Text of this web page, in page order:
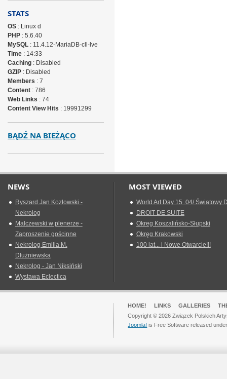
STATS
OS: Linux d
PHP: 5.6.40
MySQL: 11.4.12-MariaDB-cll-lve
Time: 14:33
Caching: Disabled
GZIP: Disabled
Members : 7
Content: 786
Web Links : 74
Content View Hits : 19991299
BĄDŹ NA BIEŻĄCO
NEWS
Ryszard Jan Kozłowski -
Nekrolog
Malczewski w plenerze -
Zaproszenie gościnne
Nekrolog Emilia M.
Dłużniewska
Nekrolog - Jan Niksiński
Wystawa Eclectica
MOST VIEWED
World Art Day 15 .04/ Światowy
DROIT DE SUITE
Okreg Koszalińsko-Słupski
Okręg Krakowski
100 lat... i Nowe Otwarcie!!!
HOME! LINKS GALLERIES
Copyright © 2026 Związek Polskich
Joomla! is Free Software released